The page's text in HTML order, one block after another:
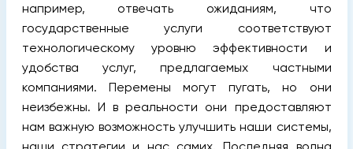
например, отвечать ожиданиям, что
государственные услуги соответствуют
технологическому уровню эффективности и
удобства услуг, предлагаемых частными
компаниями. Перемены могут пугать, но они
неизбежны. И в реальности они предоставляют
нам важную возможность улучшить наши системы,